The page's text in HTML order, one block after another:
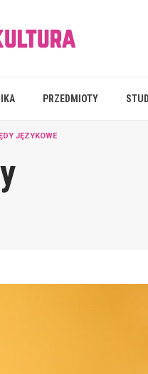
PRZEDMIOTY
JĘZYKOWE